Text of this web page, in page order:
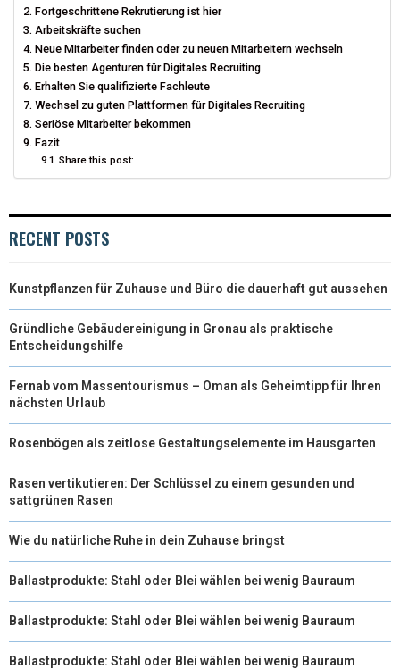
R
)
Fortgeschrittene Rekrutierung ist hier
Arbeitskräfte suchen
Neue Mitarbeiter finden oder zu neuen Mitarbeitern wechseln
Die besten Agenturen für Digitales Recruiting
Erhalten Sie qualifizierte Fachleute
Wechsel zu guten Plattformen für Digitales Recruiting
Seriöse Mitarbeiter bekommen
Fazit
Share this post:
RECENT POSTS
Kunstpflanzen für Zuhause und Büro die dauerhaft gut aussehen
Gründliche Gebäudereinigung in Gronau als praktische
Entscheidungshilfe
Fernab vom Massentourismus – Oman als Geheimtipp für Ihren
nächsten Urlaub
Rosenbögen als zeitlose Gestaltungselemente im Hausgarten
Rasen vertikutieren: Der Schlüssel zu einem gesunden und
sattgrünen Rasen
Wie du natürliche Ruhe in dein Zuhause bringst
Ballastprodukte: Stahl oder Blei wählen bei wenig Bauraum
Ballastprodukte: Stahl oder Blei wählen bei wenig Bauraum
Ballastprodukte: Stahl oder Blei wählen bei wenig Bauraum